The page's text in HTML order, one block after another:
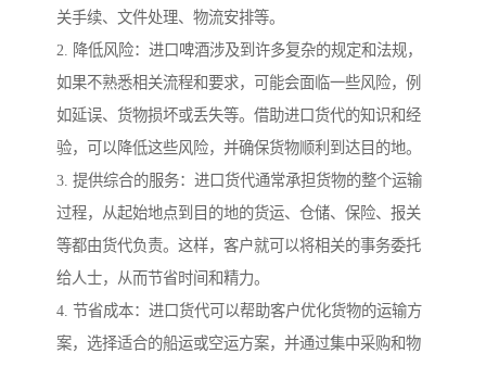
关手续、文件处理、物流安排等。
2. 降低风险：进口啤酒涉及到许多复杂的规定和法规，
如果不熟悉相关流程和要求，可能会面临一些风险，例
如延误、货物损坏或丢失等。借助进口货代的知识和经
验，可以降低这些风险，并确保货物顺利到达目的地。
3. 提供综合的服务：进口货代通常承担货物的整个运输
过程，从起始地点到目的地的货运、仓储、保险、报关
等都由货代负责。这样，客户就可以将相关的事务委托
给人士，从而节省时间和精力。
4. 节省成本：进口货代可以帮助客户优化货物的运输方
案，选择适合的船运或空运方案，并通过集中采购和物